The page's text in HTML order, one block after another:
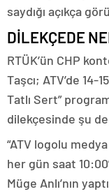
saydığı açıkça
DİLEKÇEDE
RTÜK’ün CHP
Taşcı; ATV’de 14-
Tatlı Sert”
dilekçesinde şu
“ATV logolu
her gün saat
Müge Anlı’nın